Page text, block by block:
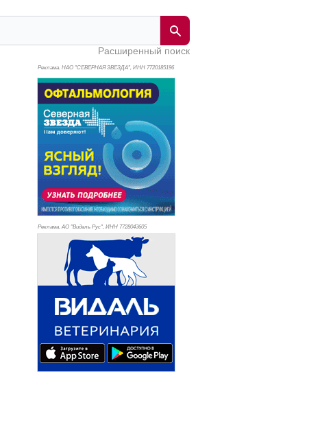
Расширенный поиск
Реклама. НАО "СЕВЕРНАЯ ЗВЕЗДА", ИНН 7720185196
Реклама. АО "Видаль Рус", ИНН 7728043605